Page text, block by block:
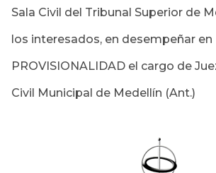
Sala Civil del Tribunal Superior de
los interesados, en desempeñar en
PROVISIONALIDAD el cargo de
Civil Municipal de Medellín (Ant.)